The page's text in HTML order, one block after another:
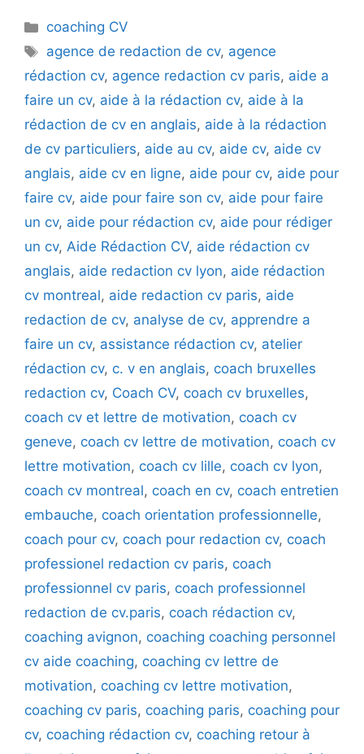
Catégories
coaching CV
Étiquettes
agence de redaction de cv, agence
rédaction cv, agence redaction cv paris, aide a
faire un cv, aide à la rédaction cv, aide à la
rédaction de cv en anglais, aide à la rédaction
de cv particuliers, aide au cv, aide cv, aide cv
anglais, aide cv en ligne, aide pour cv, aide pour
faire cv, aide pour faire son cv, aide pour faire
un cv, aide pour rédaction cv, aide pour rédiger
un cv, Aide Rédaction CV, aide rédaction cv
anglais, aide redaction cv lyon, aide rédaction
cv montreal, aide redaction cv paris, aide
redaction de cv, analyse de cv, apprendre a
faire un cv, assistance rédaction cv, atelier
rédaction cv, c. v en anglais, coach bruxelles
redaction cv, Coach CV, coach cv bruxelles,
coach cv et lettre de motivation, coach cv
geneve, coach cv lettre de motivation, coach cv
lettre motivation, coach cv lille, coach cv lyon,
coach cv montreal, coach en cv, coach entretien
embauche, coach orientation professionnelle,
coach pour cv, coach pour redaction cv, coach
professionel redaction cv paris, coach
professionnel cv paris, coach professionnel
redaction de cv.paris, coach rédaction cv,
coaching avignon, coaching coaching personnel
cv aide coaching, coaching cv lettre de
motivation, coaching cv lettre motivation,
coaching cv paris, coaching paris, coaching pour
cv, coaching rédaction cv, coaching retour à